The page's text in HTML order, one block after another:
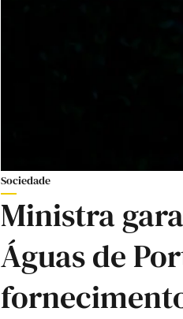
Sociedade
Ministra
Águas de